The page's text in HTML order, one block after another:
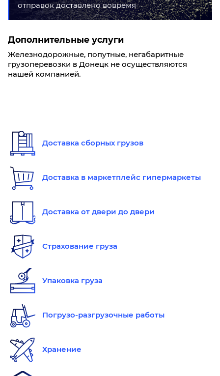
отправок доставлено вовремя
Дополнительные услуги
Железнодорожные, попутные, негабаритные
грузоперевозки в Донецк не осуществляются
нашей компанией.
Доставка сборных грузов
Доставка в маркетплейс гипермаркеты
Доставка от двери до двери
Страхование груза
Упаковка груза
Погрузо-разгрузочные работы
Хранение